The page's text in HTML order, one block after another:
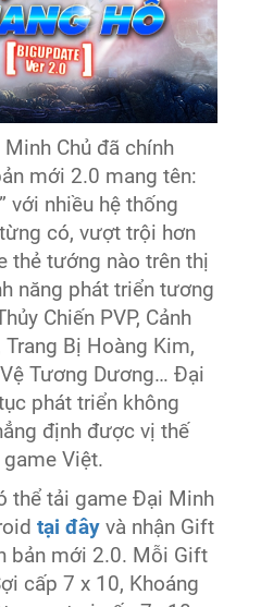
Chủ đã chính
mới 2.0 mang tên:
với nhiều hệ thống
có, vượt trội hơn
thẻ tướng nào trên thị
năng phát triển tương
Chiến PVP, Cảnh
Bị Hoàng Kim,
Tương Dương… Đại
phát triển không
định được vị thế
Việt.
thể tải game Đại Minh
tại đây và nhận Gift
bản mới 2.0. Mỗi Gift
cấp 7 x 10, Khoáng